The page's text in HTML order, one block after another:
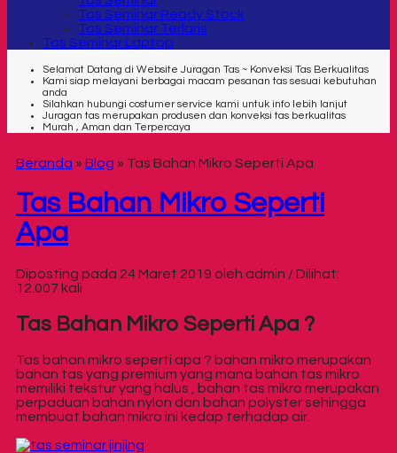
Tas Seminar Ready Stock
Tas Seminar Terlaris
Tas Seminar Laptop
Selamat Datang di Website Juragan Tas ~ Konveksi Tas Berkualitas
Kami siap melayani berbagai macam pesanan tas sesuai kebutuhan
anda
Silahkan hubungi costumer service kami untuk info lebih lanjut
Juragan tas merupakan produsen dan konveksi tas berkualitas
Murah , Aman dan Terpercaya
Beranda » Blog » Tas Bahan Mikro Seperti Apa
Tas Bahan Mikro Seperti
Apa
Diposting pada 24 Maret 2019 oleh admin / Dilihat:
12.007 kali
Tas Bahan Mikro Seperti Apa ?
Tas bahan mikro seperti apa ? bahan mikro merupakan
bahan tas yang premium yang mana bahan tas mikro
memiliki tekstur yang halus , bahan tas mikro merupakan
perpaduan bahan nylon dan bahan polyster sehingga
membuat bahan mikro ini kedap terhadap air.